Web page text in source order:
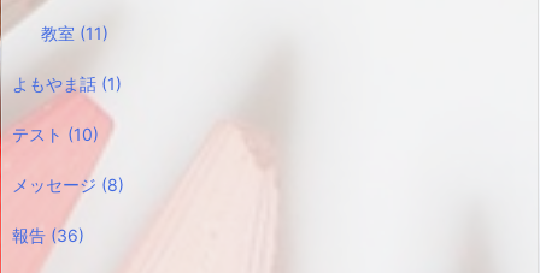
教室 (11)
よもやま話 (1)
テスト (10)
メッセージ (8)
報告 (36)